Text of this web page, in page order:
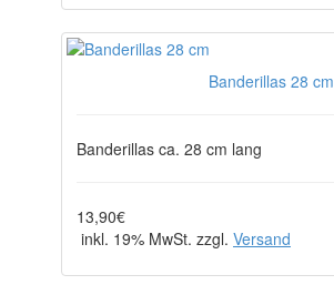
Banderillas 28 cm
Banderillas ca. 28 cm lang
13,90€
inkl. 19% MwSt. zzgl. Versand